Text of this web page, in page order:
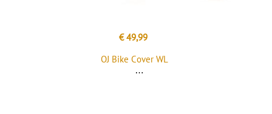
€ 49,99
OJ Bike Cover WL